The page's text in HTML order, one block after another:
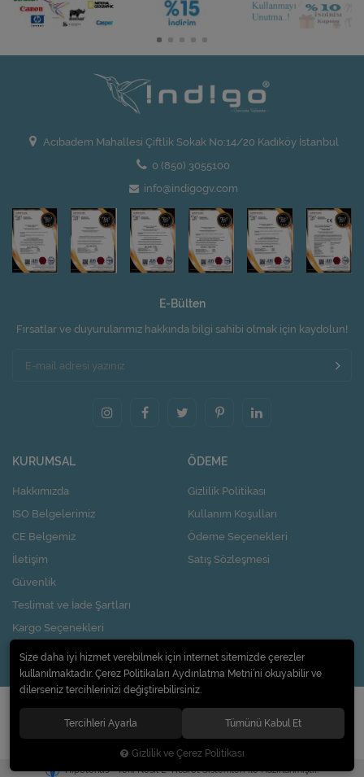
Acıbadem Mahallesi Çiftlik Sokak No:14/20 Kadıköy İstanbul
0 (850) 3055100
info@indigogv.com
E-Bülten
Fırsatlar ve duyurularımız hakkında bilgi sahibi olmak için kaydolun!
KURUMSAL
Hakkımızda
ISO Belgelerimiz
CE Belgemiz
İletişim
Güvenlik
Teslimat ve İade Şartları
Kargo Seçenekleri
Nasıl Kupon Kazanırım?
ÖDEME
Gizlilik Politikası
Kullanım Koşulları
Ödeme Seçenekleri
Satış Sözleşmesi
© 2020Pi Design İç ve Dış Ticaret Limited Şirketi. Tüm hakları saklıdır.
Hipotenüs Yeni Nesil E-Ticaret Sistemleri ile Hazırlanmıştır.
Size daha iyi hizmet verebilmek için internet sitemizde çerezler
kullanılmaktadır. Çerez Politikaları Aydınlatma Metni’ni okuyabilir ve
dilerseniz tercihlerinizi değiştirebilirsiniz.
Tercihleri Ayarla Tümünü Kabul Et
Gizlilik ve Çerez Politikası